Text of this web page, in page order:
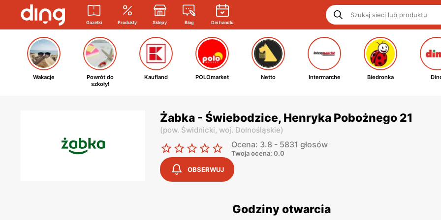
Gazetki Produkty Sklepy Blog Dni handlu
Wakacje
Powrót do
szkoły!
Kaufland POLOmarket Netto Intermarche Biedronka
Żabka - Świebodzice, Henryka Pobożnego 21
(pow. Świdnicki, woj. Dolnośląskie)
Ocena: 3.8 - 5831 głosów
Twoja ocena: 0.0
OBSERWUJ
Godziny otwarcia